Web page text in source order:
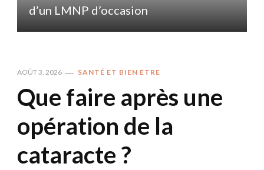
d’un LMNP d’occasion
AOÛT 3, 2026 SANTÉ ET BIEN ÊTRE
Que faire après une
opération de la
cataracte ?